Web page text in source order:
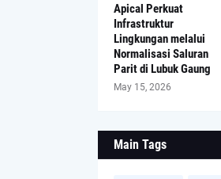
Apical Perkuat
Infrastruktur
Lingkungan melalui
Normalisasi Saluran
Parit di Lubuk Gaung
May 15, 2026
Main Tags